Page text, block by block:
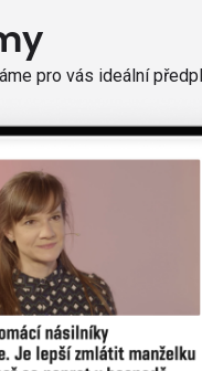
pro vás ideální